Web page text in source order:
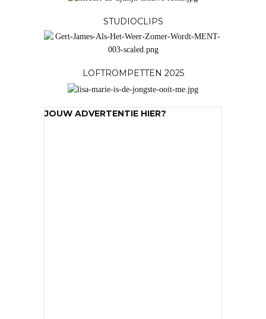
STUDIOCLIPS
LOFTROMPETTEN 2025
JOUW ADVERTENTIE HIER?